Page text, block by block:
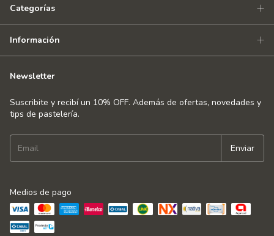
Categorías
Información
Newsletter
Suscribite y recibí un 10% OFF. Además de ofertas, novedades y
tips de pastelería.
Medios de pago